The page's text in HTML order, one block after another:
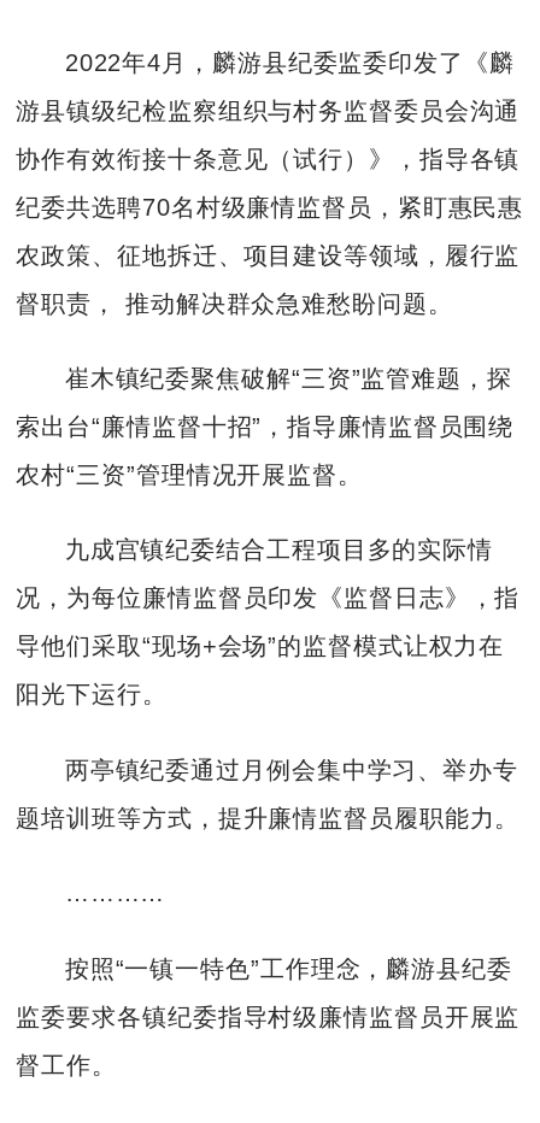
2022年4月，麟游县纪委监委印发了《麟
游县镇级纪检监察组织与村务监督委员会沟通
协作有效衔接十条意见（试行）》，指导各镇
纪委共选聘70名村级廉情监督员，紧盯惠民惠
农政策、征地拆迁、项目建设等领域，履行监
督职责， 推动解决群众急难愁盼问题。
崔木镇纪委聚焦破解“三资”监管难题，探
索出台“廉情监督十招”，指导廉情监督员围绕
农村“三资”管理情况开展监督。
九成宫镇纪委结合工程项目多的实际情
况，为每位廉情监督员印发《监督日志》，指
导他们采取“现场+会场”的监督模式让权力在
阳光下运行。
两亭镇纪委通过月例会集中学习、举办专
题培训班等方式，提升廉情监督员履职能力。
…………
按照“一镇一特色”工作理念，麟游县纪委
监委要求各镇纪委指导村级廉情监督员开展监
督工作。